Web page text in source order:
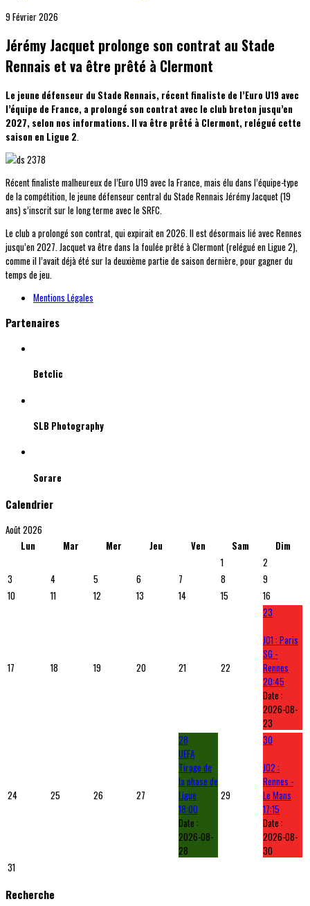
9 Février 2026
Jérémy Jacquet prolonge son contrat au Stade
Rennais et va être prêté à Clermont
Le jeune défenseur du Stade Rennais, récent finaliste de l’Euro U19 avec
l’équipe de France, a prolongé son contrat avec le club breton jusqu’en
2027, selon nos informations. Il va être prêté à Clermont, relégué cette
saison en Ligue 2
Récent finaliste malheureux de l’Euro U19 avec la France, mais élu dans l’équipe-type
de la compétition, le jeune défenseur central du Stade Rennais Jérémy Jacquet (19
ans) s’inscrit sur le long terme avec le SRFC.
Le club a prolongé son contrat, qui expirait en 2026. Il est désormais lié avec Rennes
jusqu’en 2027. Jacquet va être dans la foulée prêté à Clermont (relégué en Ligue 2),
comme il l’avait déjà été sur la deuxième partie de saison dernière, pour gagner du
temps de jeu.
Mentions Légales
Partenaires
Betclic
SLB Photography
Sorare
Calendrier
Août 2026
Lun
Mar Mer Jeu Ven Sam
Dim
1
2
3
4 5 6 7 8
9
10
11 12 13 14 15 16
17 18 19 20 21 22
23
J01 : Paris
SG -
Rennes
20:45
Date :
2026-08-
23
24 25 26 27
28
UEFA
Tirage de
la phase de
Ligue
18:00
Date :
2026-08-
28
29
30
J02 :
Rennes -
Le Mans
17:15
Date :
2026-08-
30
31
Recherche